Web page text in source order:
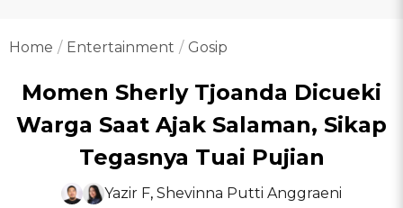
Home Entertainment Gosip
Momen Sherly Tjoanda Dicueki
Warga Saat Ajak Salaman, Sikap
Tegasnya Tuai Pujian
Yazir F, Shevinna Putti Anggraeni